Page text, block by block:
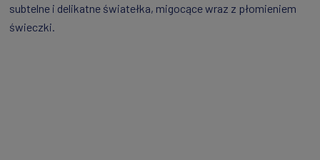
subtelne i delikatne światełka, migocące wraz z płomieniem
świeczki.